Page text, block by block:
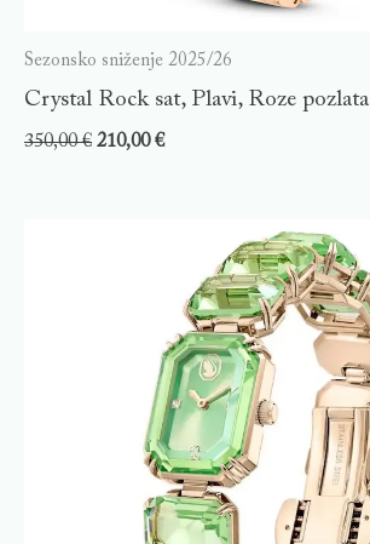
Sezonsko sniženje 2025/26
Crystal Rock sat, Plavi, Roze pozlata
350,00€ 210,00€